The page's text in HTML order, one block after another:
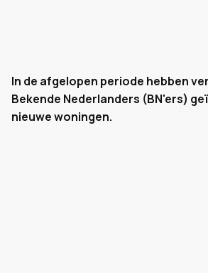
In de afgelopen periode hebben
Bekende Nederlanders (BN'ers)
nieuwe woningen.